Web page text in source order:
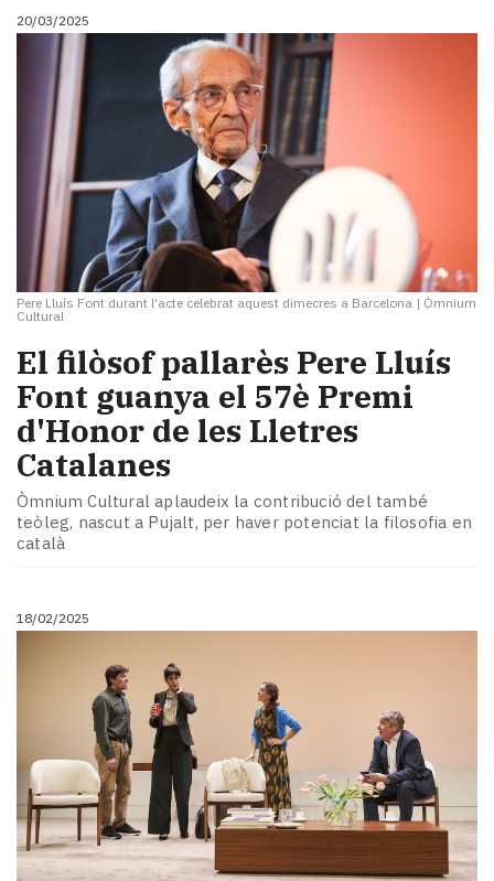
20/03/2025
Pere Lluís Font durant l'acte celebrat aquest dimecres a Barcelona | Òmnium
Cultural
El filòsof pallarès Pere Lluís
Font guanya el 57è Premi
d'Honor de les Lletres
Catalanes
Òmnium Cultural aplaudeix la contribució del també
teòleg, nascut a Pujalt, per haver potenciat la filosofia en
català
18/02/2025